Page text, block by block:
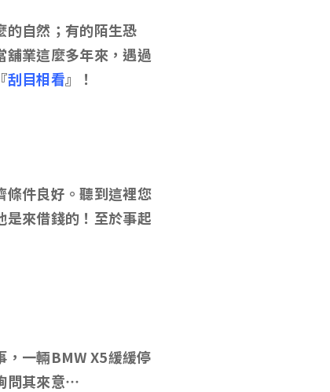
的自然；有的陌生恐
舖業這麼多年來 ，遇過
刮目相看』！
條件良好。聽到這裡您
來借錢的！至於事起
，一輛BMW X5緩緩停
問其來意…